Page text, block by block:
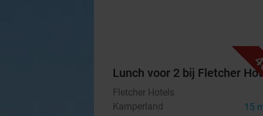
Lunch voor 2 bij Fletcher
Fletcher Hotels
Kamperland
15